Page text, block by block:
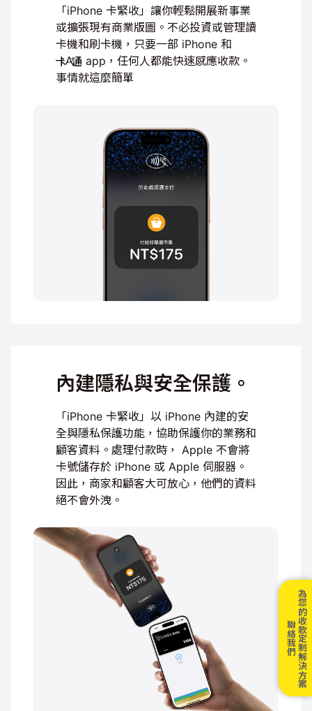
「iPhone 卡緊收」讓你輕鬆開展新事業
或擴張現有商業版圖。不必投資或管理讀
卡機和刷卡機，只要一部 iPhone 和
app，任何人都能快速感應收款。
事情就這麼簡單
內建隱私與安全保護。
「iPhone 卡緊收」以 iPhone 內建的安
全與隱私保護功能，協助保護你的業務和
顧客資料。處理付款時， Apple 不會將
卡號儲存於 iPhone 或 Apple 伺服器。
因此，商家和顧客大可放心，他們的資料
絕不會外洩。
為您的收款定制解決方案
聯絡我們